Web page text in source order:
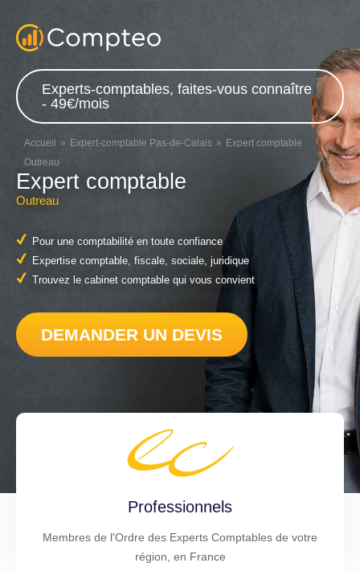
Experts-comptables, faites-vous connaître
- 49€/mois
Accueil Expert-comptable Pas-de-Calais
Expert comptable
Outreau
Expert comptable
Outreau
Pour une comptabilité en toute confiance
Expertise comptable, fiscale, sociale, juridique
Trouvez le cabinet comptable qui vous convient
DEMANDER UN DEVIS
Professionnels
Membres de l'Ordre des Experts Comptables de votre
région, en France